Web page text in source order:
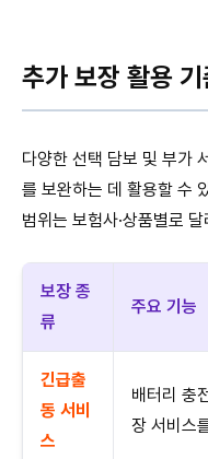
추가 보장 활용
다양한 선택 담보 및 부가
를 보완하는 데 활용할 수
범위는 보험사·상품별로
보장 종
류
주요 기능
긴급출
동 서비
스
배터리 충
장 서비스